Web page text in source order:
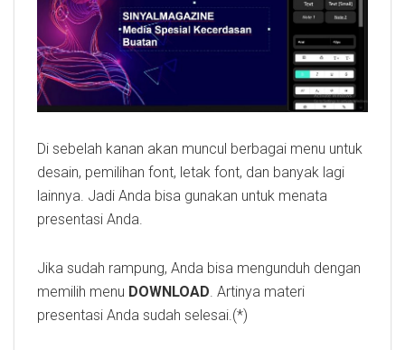
Di sebelah kanan akan muncul berbagai menu untuk
desain, pemilihan font, letak font, dan banyak lagi
lainnya. Jadi Anda bisa gunakan untuk menata
presentasi Anda.
Jika sudah rampung, Anda bisa mengunduh dengan
memilih menu DOWNLOAD. Artinya materi
presentasi Anda sudah selesai.(*)